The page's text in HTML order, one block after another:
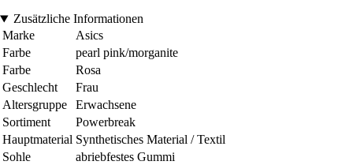
Zusätzliche Informationen
Marke
Asics
Farbe
pearl pink/morganite
Farbe
Rosa
Geschlecht
Frau
Altersgruppe
Erwachsene
Sortiment
Powerbreak
Hauptmaterial Synthetisches Material / Textil
Sohle
abriebfestes Gummi